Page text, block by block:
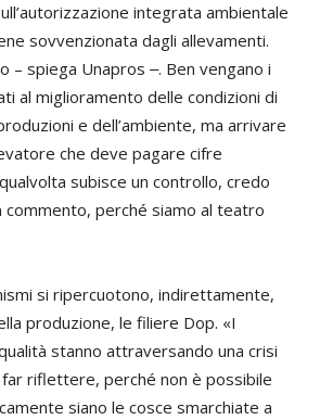
integrata ambientale
sovvenzionata dagli allevamenti.
– spiega Unapros ‒. Ben vengano i
al miglioramento delle condizioni di
e dell’ambiente, ma arrivare
che deve pagare cifre
subisce un controllo, credo
commento, perché siamo al teatro
si ripercuotono, indirettamente,
produzione, le filiere Dop. «I
stanno attraversando una crisi
far riflettere, perché non è possibile
siano le cosce smarchiate a